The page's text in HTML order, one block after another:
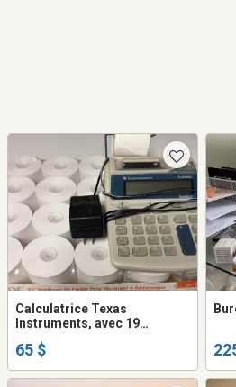
Calculatrice Texas
Instruments, avec 19
machine additionner
65 $